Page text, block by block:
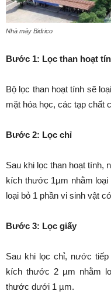
Nhà máy Bidrico
Bước 1: Lọc than hoạt
Bộ lọc than hoạt tính sẽ
mặt hóa học, các tạp chất
Bước 2: Lọc chỉ
Sau khi lọc than hoạt
kích thước 1µm nhằm loại
loại bỏ 1 phần vi sinh vật
Bước 3: Lọc giấy
Sau khi lọc chỉ, nước
kích thước 2 µm nhằm
thước dưới 1 µm.